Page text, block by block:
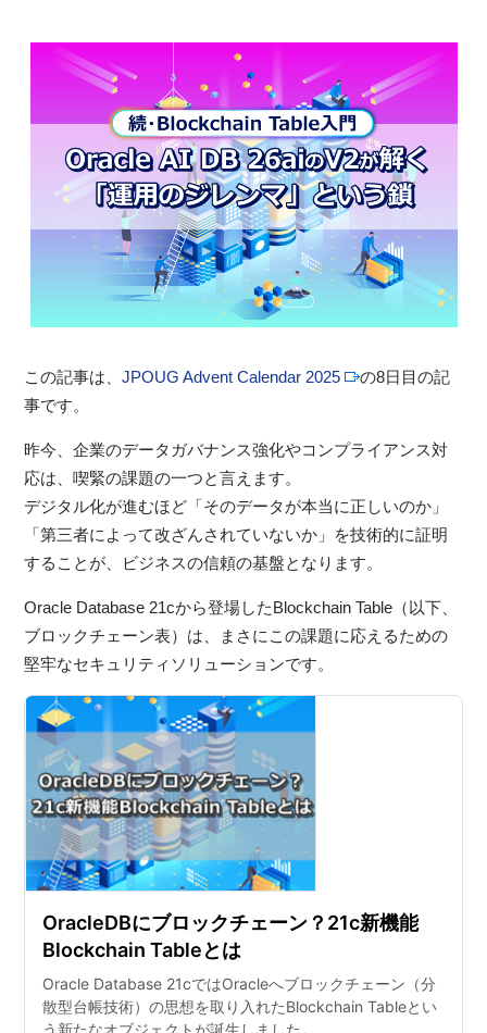
この記事は、JPOUG Advent Calendar 2025
の8日目の記
事です。
昨今、企業のデータガバナンス強化やコンプライアンス対
応は、喫緊の課題の一つと言えます。
デジタル化が進むほど「そのデータが本当に正しいのか」
「第三者によって改ざんされていないか」を技術的に証明
することが、ビジネスの信頼の基盤となります。
Oracle Database 21cから登場したBlockchain Table（以下、
ブロックチェーン表）は、まさにこの課題に応えるための
堅牢なセキュリティソリューションです。
OracleDBにブロックチェーン？21c新機能
Blockchain Tableとは
Oracle Database 21cではOracleへブロックチェーン（分
散型台帳技術）の思想を取り入れたBlockchain Tableとい